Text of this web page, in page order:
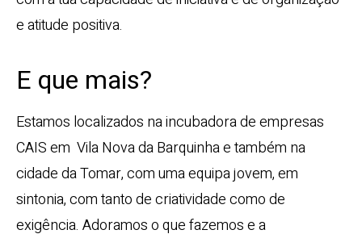
e atitude positiva.
E que mais?
Estamos localizados na incubadora de empresas
CAIS em Vila Nova da Barquinha e também na
cidade da Tomar, com uma equipa jovem, em
sintonia, com tanto de criatividade como de
exigência. Adoramos o que fazemos e a